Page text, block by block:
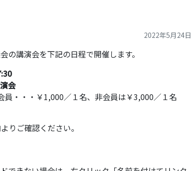
2022年5月24日
の講演会を下記の日程で開催します。
会
員・・・￥1,000／１名、非会員は￥3,000／１名
りご確認ください。